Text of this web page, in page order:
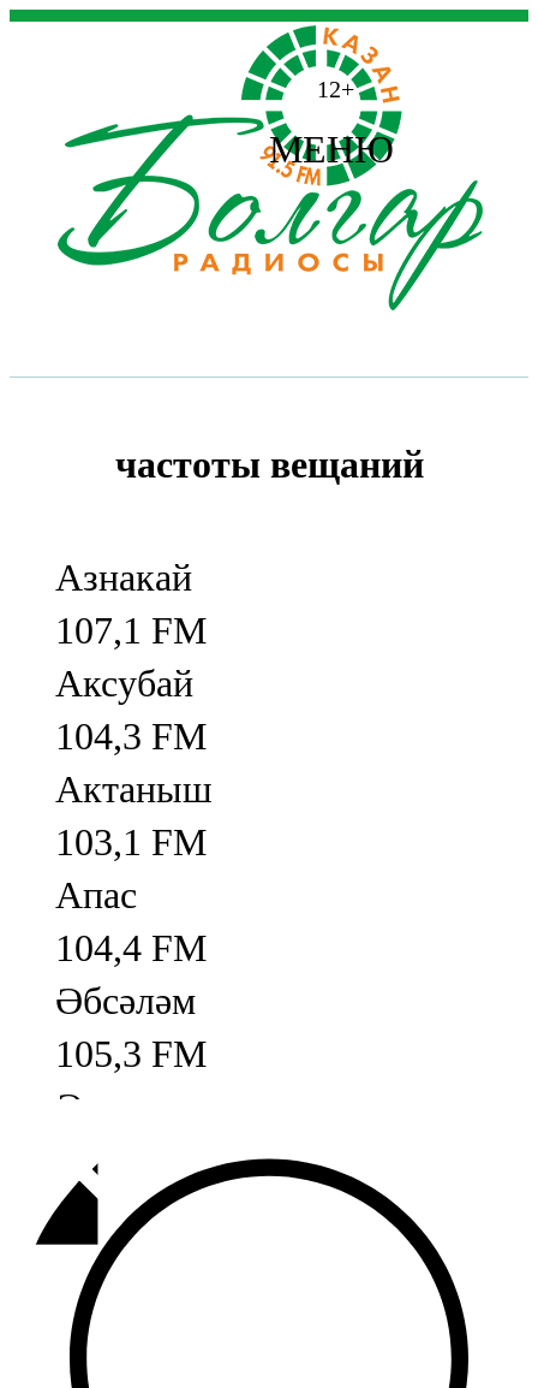
12+
МЕНЮ
частоты вещаний
Азнакай
107,1 FM
Аксубай
104,3 FM
Актаныш
103,1 FM
Апас
104,4 FM
Әбсәләм
105,3 FM
Әлмәт
92,9 FM
Базарлы матак
107,1 FM
Балык бистәсе
104,9 FM